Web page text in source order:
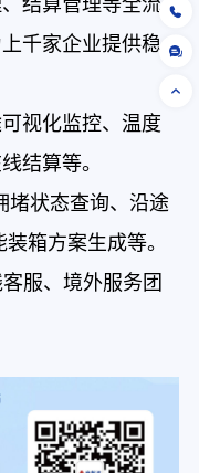
千家企业提供稳
视化监控、温度
结算等。
堵状态查询、沿途
箱方案生成等。
服、境外服务团